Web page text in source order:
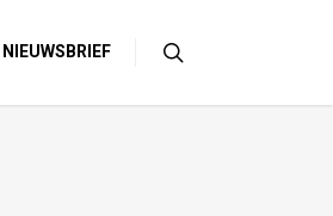
NIEUWSBRIEF